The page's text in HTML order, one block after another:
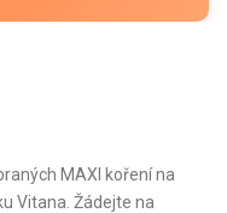
MAXI koření na
Vitana. Žádejte na